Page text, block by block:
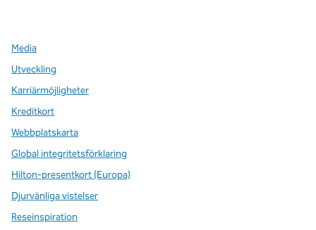
Media
Utveckling
Karriärmöjligheter
Kreditkort
Webbplatskarta
Global integritetsförklaring
Hilton-presentkort (Europa)
Djurvänliga vistelser
Reseinspiration